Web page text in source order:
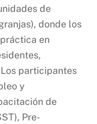
de
donde los
en
participantes
y
de
Pre-